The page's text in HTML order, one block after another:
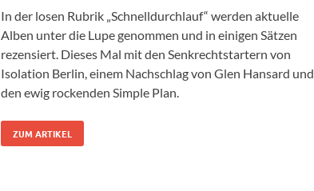
In der losen Rubrik „Schnelldurchlauf“ werden aktuelle
Alben unter die Lupe genommen und in einigen Sätzen
rezensiert. Dieses Mal mit den Senkrechtstartern von
Isolation Berlin, einem Nachschlag von Glen Hansard und
den ewig rockenden Simple Plan.
ZUM ARTIKEL